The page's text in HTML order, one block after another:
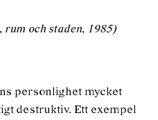
och staden, 1985)
personlighet mycket
destruktiv. Ett exempel